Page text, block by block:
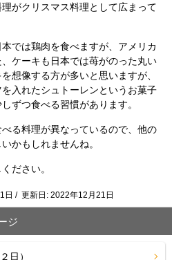
がクリスマス料理として広まって
では鶏肉を食べますが、アメリカ
ケーキも日本では苺がのった丸い
想像する方が多いと思いますが、
入れたシュトーレンというお菓子
ずつ食べる習慣があります。
る料理が異なっているので、他の
かもしれませんね。
ださい。
日 / 更新日: 2022年12月21日
ジ
日）